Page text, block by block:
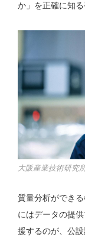
か」を正確に知
大阪産業技術研究
質量分析ができ
にはデータの提
援するのが、公